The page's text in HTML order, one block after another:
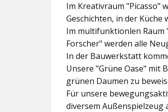
Im Kreativraum "Picasso"
Geschichten, in der
Im multifunktionlen Raum
Forscher" werden alle
In der Bauwerkstatt
Unsere "Grüne Oase" mit
grünen Daumen zu
Für unsere
diversem Außenspielzeug